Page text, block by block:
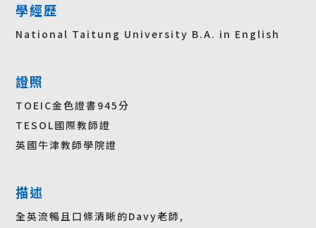
學經歷
National Taitung University B.A. in English
證照
TOEIC金色證書945分
TESOL國際教師證
英國牛津教師學院證
描述
全英流暢且口條清晰的Davy老師,